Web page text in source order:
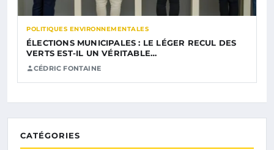
POLITIQUES ENVIRONNEMENTALES
ÉLECTIONS MUNICIPALES : LE LÉGER RECUL DES
VERTS EST-IL UN VÉRITABLE…
CÉDRIC FONTAINE
CATÉGORIES